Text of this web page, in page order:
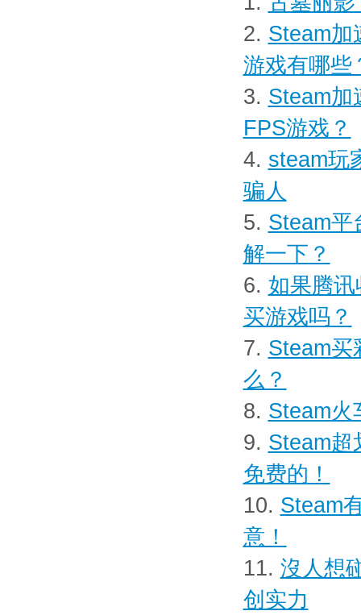
2. Steam加
游戏有哪些
3. Steam加
FPS游戏？
4. steam玩
骗人
5. Steam平
解一下？
6. 如果腾
买游戏吗？
7. Steam买
么？
8. Steam火
9. Steam超
免费的！
10. Steam
意！
11. 沒人想
创实力